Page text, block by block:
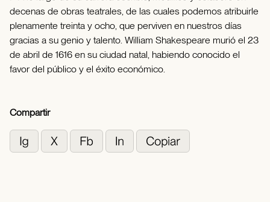
decenas de obras teatrales, de las cuales podemos atribuirle
plenamente treinta y ocho, que perviven en nuestros días
gracias a su genio y talento. William Shakespeare murió el 23
de abril de 1616 en su ciudad natal, habiendo conocido el
favor del público y el éxito económico.
Compartir